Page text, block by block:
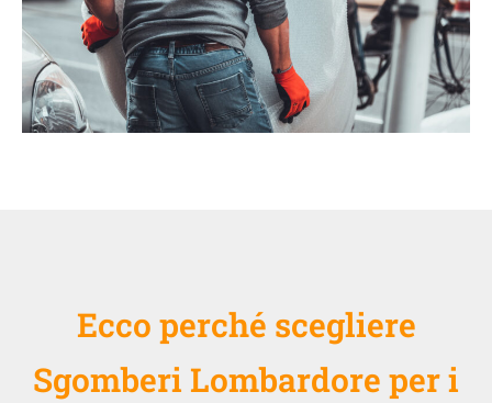
Ecco perché scegliere
Sgomberi Lombardore per i